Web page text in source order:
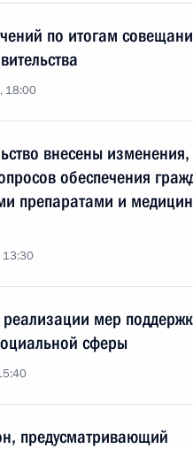
по итогам
18:00
внесены изменения,
обеспечения
препаратами и
13:30
мер
сферы
предусматривающий